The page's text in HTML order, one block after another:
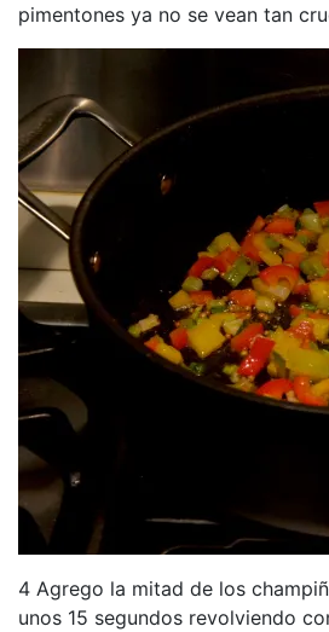
pimentones ya no se vean tan
4 Agrego la mitad de los
unos 15 segundos revolviendo